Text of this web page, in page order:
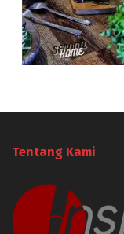
Tentang Kami